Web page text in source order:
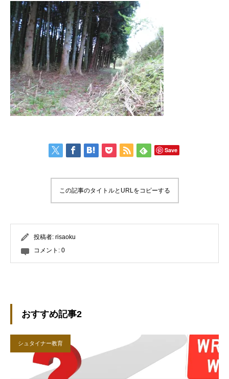
Save
この記事のタイトルとURLをコピーする
投稿者: risaoku
コメント: 0
おすすめ記事2
シュタイナー教育